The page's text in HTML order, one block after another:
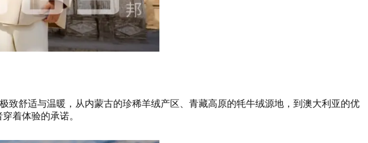
致舒适与温暖，从内蒙古的珍稀羊绒产区、青藏高原的牦牛绒源地，到澳大利亚的优
着体验的承诺。